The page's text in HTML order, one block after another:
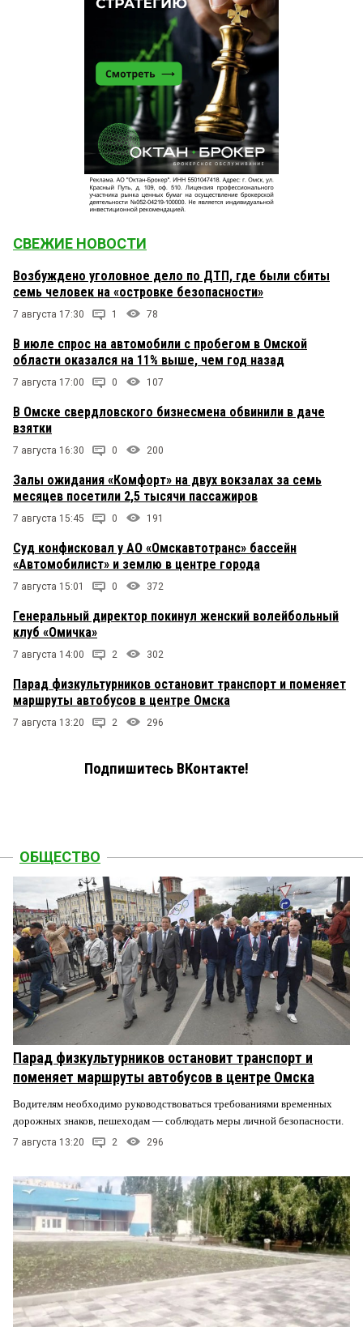
СВЕЖИЕ НОВОСТИ
Возбуждено уголовное дело по ДТП, где были сбиты
семь человек на «островке безопасности»
7 августа 17:30 1 78
В июле спрос на автомобили с пробегом в Омской
области оказался на 11% выше, чем год назад
7 августа 17:00 0 107
В Омске свердловского бизнесмена обвинили в даче
взятки
7 августа 16:30 0 200
Залы ожидания «Комфорт» на двух вокзалах за семь
месяцев посетили 2,5 тысячи пассажиров
7 августа 15:45 0 191
Суд конфисковал у АО «Омскавтотранс» бассейн
«Автомобилист» и землю в центре города
7 августа 15:01 0 372
Генеральный директор покинул женский волейбольный
клуб «Омичка»
7 августа 14:00 2 302
Парад физкультурников остановит транспорт и поменяет
маршруты автобусов в центре Омска
7 августа 13:20 2 296
Подпишитесь ВКонтакте!
ОБЩЕСТВО
Парад физкультурников остановит транспорт и
поменяет маршруты автобусов в центре Омска
Водителям необходимо руководствоваться требованиями временных
дорожных знаков, пешеходам — соблюдать меры личной безопасности.
7 августа 13:20 2 296